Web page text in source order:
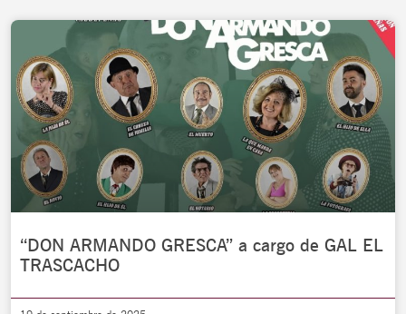
“DON ARMANDO GRESCA” a cargo de GAL EL
TRASCACHO